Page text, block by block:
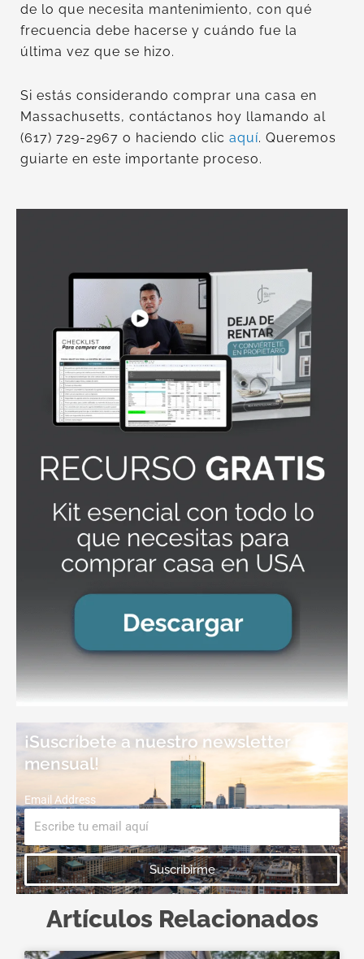
de lo que necesita mantenimiento, con qué
frecuencia debe hacerse y cuándo fue la
última vez que se hizo.
Si estás considerando comprar una casa en
Massachusetts, contáctanos hoy llamando al
(617) 729-2967 o haciendo clic aquí. Queremos
guiarte en este importante proceso.
¡Suscríbete a nuestro newsletter
mensual!
Email Address
Suscribirme
Artículos Relacionados